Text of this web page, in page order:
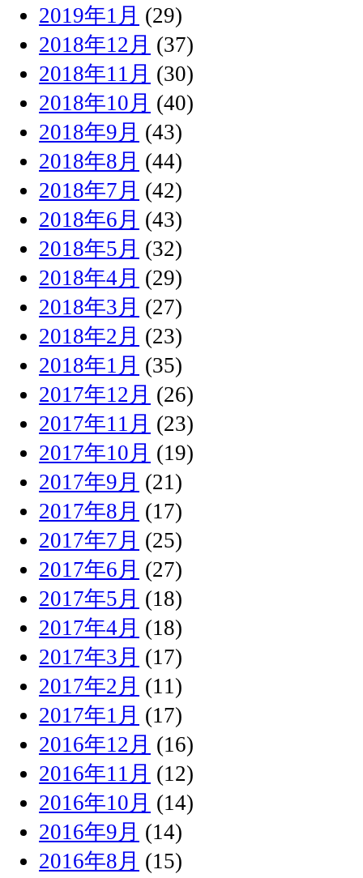
2019年1月 (29)
2018年12月 (37)
2018年11月 (30)
2018年10月 (40)
2018年9月 (43)
2018年8月 (44)
2018年7月 (42)
2018年6月 (43)
2018年5月 (32)
2018年4月 (29)
2018年3月 (27)
2018年2月 (23)
2018年1月 (35)
2017年12月 (26)
2017年11月 (23)
2017年10月 (19)
2017年9月 (21)
2017年8月 (17)
2017年7月 (25)
2017年6月 (27)
2017年5月 (18)
2017年4月 (18)
2017年3月 (17)
2017年2月 (11)
2017年1月 (17)
2016年12月 (16)
2016年11月 (12)
2016年10月 (14)
2016年9月 (14)
2016年8月 (15)